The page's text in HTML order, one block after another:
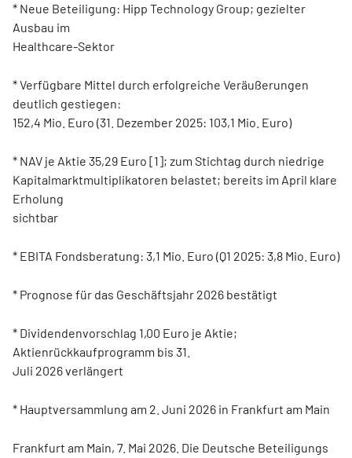
* Neue Beteiligung: Hipp Technology Group; gezielter
Ausbau im
Healthcare-Sektor
* Verfügbare Mittel durch erfolgreiche Veräußerungen
deutlich gestiegen:
152,4 Mio. Euro (31. Dezember 2025: 103,1 Mio. Euro)
* NAV je Aktie 35,29 Euro [1]; zum Stichtag durch niedrige
Kapitalmarktmultiplikatoren belastet; bereits im April klare
Erholung
sichtbar
* EBITA Fondsberatung: 3,1 Mio. Euro (Q1 2025: 3,8 Mio. Euro)
* Prognose für das Geschäftsjahr 2026 bestätigt
* Dividendenvorschlag 1,00 Euro je Aktie;
Aktienrückkaufprogramm bis 31.
Juli 2026 verlängert
* Hauptversammlung am 2. Juni 2026 in Frankfurt am Main
Frankfurt am Main, 7. Mai 2026. Die Deutsche Beteiligungs